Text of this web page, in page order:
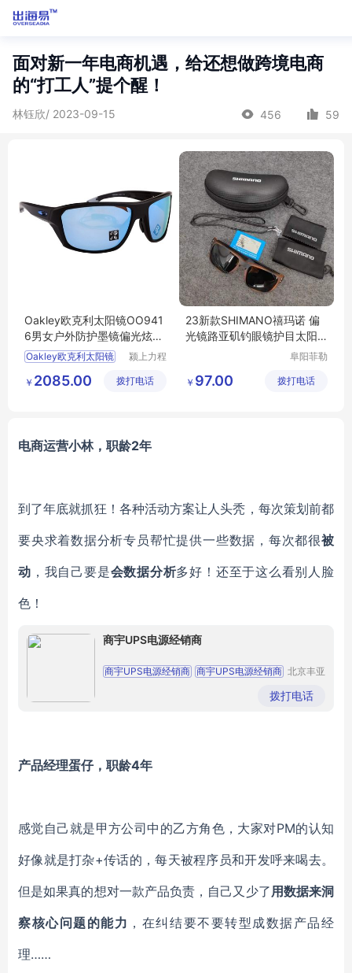
面对新一年电商机遇，给还想做跨境电商
的“打工人”提个醒！
林钰欣/ 2023-09-15 456 59
Oakley欧克利太阳镜OO941
6男女户外防护墨镜偏光炫彩
水上运动眼镜
Oakley欧克利太阳镜
颍上力程
有限公司
￥ 2085.00 拨打电话
23新款SHIMANO禧玛诺 偏
光镜路亚矶钓眼镜护目太阳
阜阳菲勒
公司
￥ 97.00 拨打电话
电商运营小林，职龄2年
到了年底就抓狂！各种活动方案让人头秃，每次策划前都
要央求着数据分析专员帮忙提供一些数据，每次都很被
动 ，我自己要是会数据分析多好！还至于这么看别人脸
色！
商宇UPS电源经销商
商宇UPS电源经销商 商宇UPS电源经销商 北京丰亚
发展有限
公司
拨打电话
产品经理蛋仔，职龄4年
感觉自己就是甲方公司中的乙方角色，大家对PM的认知
好像就是打杂+传话的，每天被程序员和开发呼来喝去。
但是如果真的想对一款产品负责，自己又少了用数据来洞
察核心问题的能力 ，在纠结要不要转型成数据产品经
理……